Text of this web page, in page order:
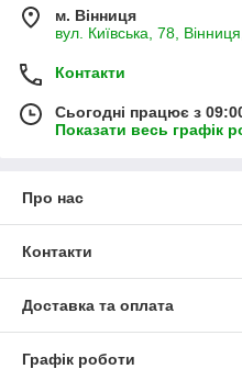
м. Вінниця
вул. Київська, 78,
Контакти
Сьогодні працює з
Показати весь графік
Про нас
Контакти
Доставка та оплата
Графік роботи